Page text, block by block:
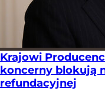
Krajowi
koncerny blokują
refundacyjnej